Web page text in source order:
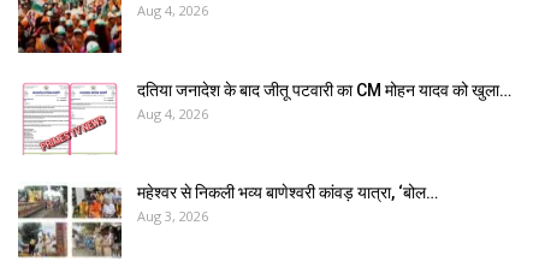
Aug 4, 2026
दतिया जनादेश के बाद जीतू पटवारी का CM मोहन यादव को खुला…
Aug 4, 2026
महेश्वर से निकली भव्य बाणेश्वरी कांवड़ यात्रा, ‘बोल…
Aug 3, 2026